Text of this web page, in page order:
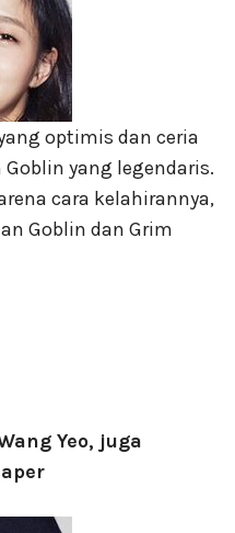
optimis dan ceria
yang legendaris.
cara kelahirannya,
Goblin dan Grim
Yeo, juga